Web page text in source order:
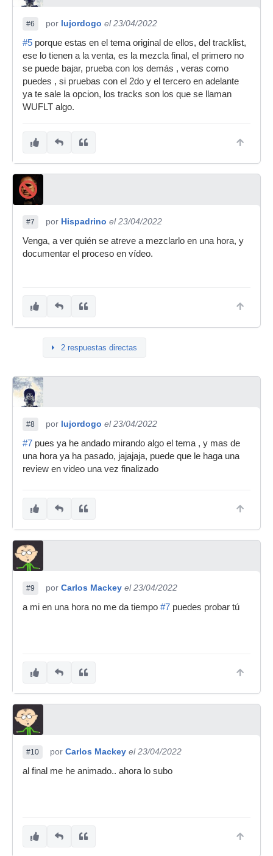
#6 por lujordogo el 23/04/2022
#5 porque estas en el tema original de ellos, del tracklist,
ese lo tienen a la venta, es la mezcla final, el primero no
se puede bajar, prueba con los demás , veras como
puedes , si pruebas con el 2do y el tercero en adelante
ya te sale la opcion, los tracks son los que se llaman
WUFLT algo.
#7 por Hispadrino el 23/04/2022
Venga, a ver quién se atreve a mezclarlo en una hora, y
documentar el proceso en vídeo.
2 respuestas directas
#8 por lujordogo el 23/04/2022
#7 pues ya he andado mirando algo el tema , y mas de
una hora ya ha pasado, jajajaja, puede que le haga una
review en video una vez finalizado
#9 por Carlos Mackey el 23/04/2022
a mi en una hora no me da tiempo #7 puedes probar tú
#10 por Carlos Mackey el 23/04/2022
al final me he animado.. ahora lo subo